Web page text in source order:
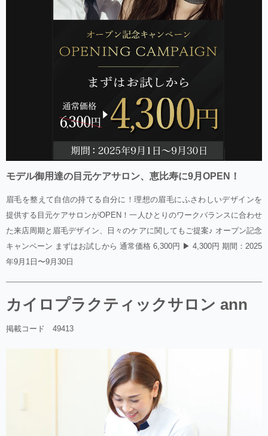
モデル御用達の目元ケアサロン、恵比寿に9月OPEN！
眉毛を整えて自信の持てる自分に！理想の眉毛にふさわしいデザインを
提供する目元ケアサロンがOPEN！一人ひとりのワークバランスに合わせ
た来店周期と眉毛デザイン、日々のケアに関してもご提案♪ オープン記念
キャンペーン まずはお試しから 通常価格 6,300円 ▶︎ 4,300円 期間：2025
年9月1日〜9月30日
カイロプラクティックサロン ann
掲載コード 49413